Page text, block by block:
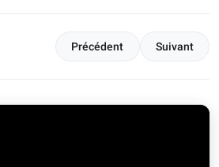
Précédent Suivant